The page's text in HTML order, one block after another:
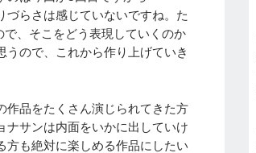
づらさは感じていないですね。た
、そこをどう表現していくのか
ので、これから作り上げていき
品をたくさん演じられてきた方
ナサンは内面をいかに出していけ
方も絶対に楽しめる作品にしたい